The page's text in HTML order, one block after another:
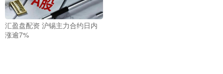
汇盈盘配资 沪锡主力合约日内
涨逾7%